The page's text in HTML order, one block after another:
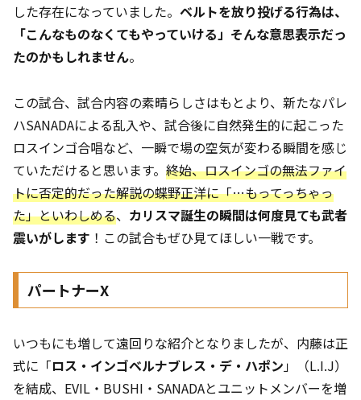
した存在になっていました。 ベルトを放り投げる行為は、
「こんなものなくてもやっていける」そんな意思表示だっ
たのかもしれません。
この試合、試合内容の素晴らしさはもとより、新たなパレ
ハSANADAによる乱入や、試合後に自然発生的に起こった
ロスインゴ合唱など、一瞬で場の空気が変わる瞬間を感じ
ていただけると思います。 終始、ロスインゴの無法ファイ
トに否定的だった解説の蝶野正洋に「…もってっちゃっ
た」といわしめる、 カリスマ誕生の瞬間は何度見ても武者
震いがします ！この試合もぜひ見てほしい一戦です。
パートナーX
いつもにも増して遠回りな紹介となりましたが、内藤は正
式に「ロス・インゴベルナブレス・デ・ハポン」（L.I.J）
を結成、EVIL・BUSHI・SANADAとユニットメンバーを増